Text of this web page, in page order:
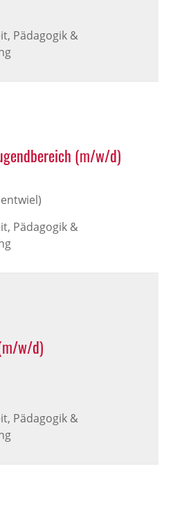
Pädagogik &
(m/w/d)
Pädagogik &
w/d)
Pädagogik &